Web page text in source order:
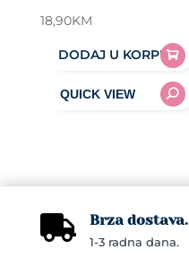
18,90KM
DODAJ U KORPU
 Brza dostava.
1-3 radna dana.